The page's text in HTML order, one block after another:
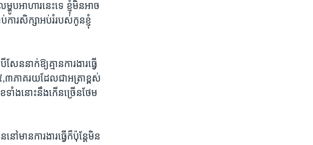
បអាហារ​នេះ​ទេ​ ខ្ញុំមិន​អាច​
ការ​សិក្សា​អប់រំ​របស់កូន​ខ្ញុំ​
នាក់​ឱ្យគ្មាន​ការងារ​ធ្វើ​
,៣ភាគរយ​ដែល​ជា​អត្រាខ្ពស់​
ាំង​នោះ​នឹងកើនច្រើនថែម​
មាន​ការងារ​ធ្វើ​ក៏ប៉ុន្តែ​មិន